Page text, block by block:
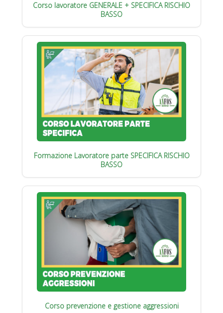
Corso lavoratore GENERALE + SPECIFICA RISCHIO
BASSO
Formazione Lavoratore parte SPECIFICA RISCHIO
BASSO
Corso prevenzione e gestione aggressioni